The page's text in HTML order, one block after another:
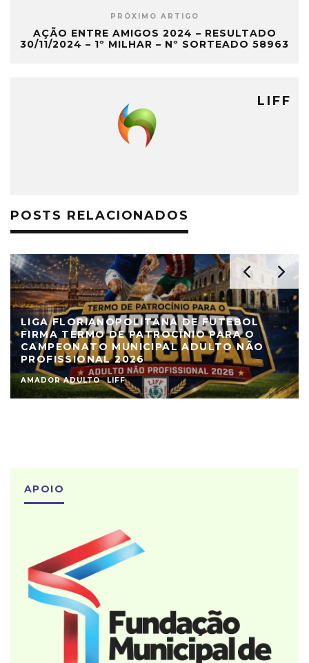
PRÓXIMO ARTIGO
AÇÃO ENTRE AMIGOS 2024 – RESULTADO
30/11/2024 – 1º MILHAR – Nº SORTEADO 58963
LIFF
POSTS RELACIONADOS
LIGA FLORIANOPOLITANA DE FUTEBOL
FIRMA TERMO DE PATROCÍNIO PARA O
CAMPEONATO MUNICIPAL ADULTO NÃO
PROFISSIONAL 2026
AMADOR ADULTO LIFF
APOIO